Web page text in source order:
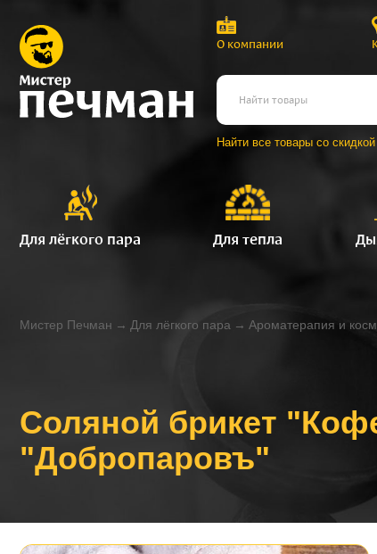
О компании
Найти все товары со скидкой
Для лёгкого пара Для тепла
Мистер Печман → Для лёгкого пара → Ароматерапия и
Соляной брикет
"Добропаровъ"